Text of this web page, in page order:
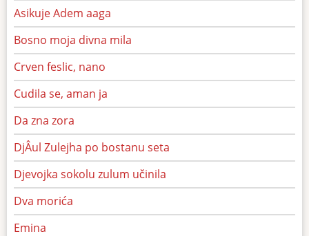
Asikuje Adem aaga
Bosno moja divna mila
Crven feslic, nano
Cudila se, aman ja
Da zna zora
DjÂul Zulejha po bostanu seta
Djevojka sokolu zulum učinila
Dva morića
Emina